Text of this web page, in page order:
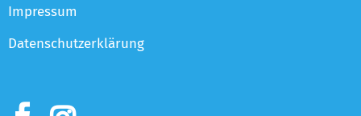
Impressum
Datenschutzerklärung